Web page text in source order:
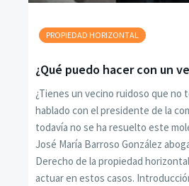
PROPIEDAD HORIZONTAL
¿Qué puedo hacer con un
¿Tienes un vecino ruidoso que no
hablado con el presidente de la
todavía no se ha resuelto este
José María Barroso González
Derecho de la propiedad
actuar en estos casos.